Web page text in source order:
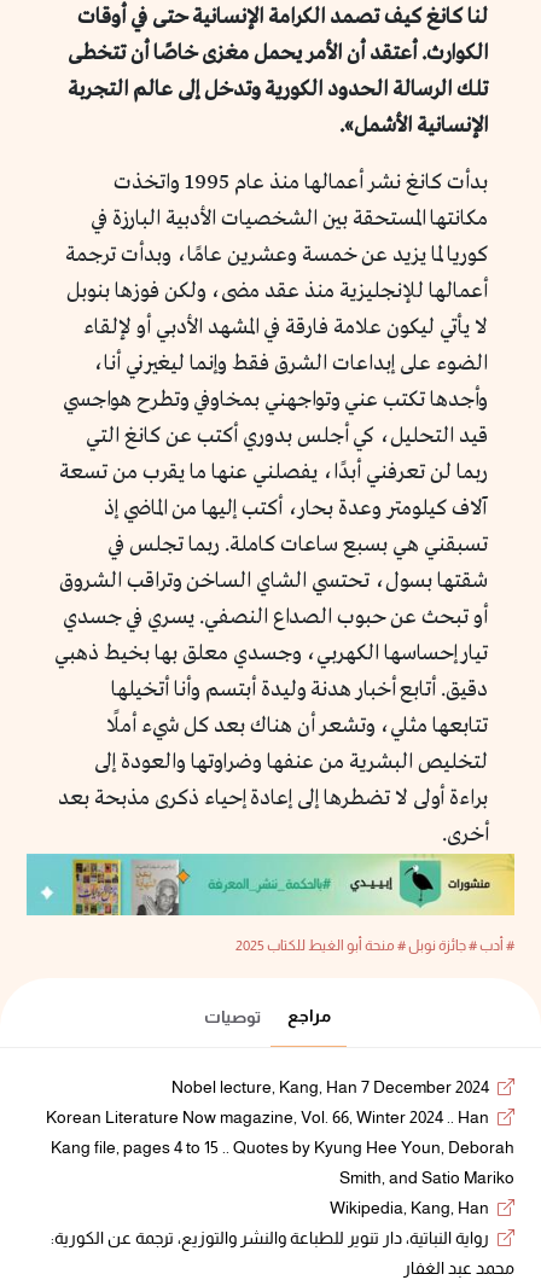
لنا كانغ كيف تصمد الكرامة الإنسانية حتى في أوقات
الكوارث. أعتقد أن الأمر يحمل مغزى خاصًا أن تتخطى
تلك الرسالة الحدود الكورية وتدخل إلى عالم التجربة
الإنسانية الأشمل».
بدأت كانغ نشر أعمالها منذ عام 1995 واتخذت
مكانتها المستحقة بين الشخصيات الأدبية البارزة في
كوريا لما يزيد عن خمسة وعشرين عامًا، وبدأت ترجمة
أعمالها للإنجليزية منذ عقد مضى، ولكن فوزها بنوبل
لا يأتي ليكون علامة فارقة في المشهد الأدبي أو لإلقاء
الضوء على إبداعات الشرق فقط وإنما ليغيرني أنا،
وأجدها تكتب عني وتواجهني بمخاوفي وتطرح هواجسي
قيد التحليل، كي أجلس بدوري أكتب عن كانغ التي
ربما لن تعرفني أبدًا، يفصلني عنها ما يقرب من تسعة
آلاف كيلومتر وعدة بحار، أكتب إليها من الماضي إذ
تسبقني هي بسبع ساعات كاملة. ربما تجلس في
شقتها بسول، تحتسي الشاي الساخن وتراقب الشروق
أو تبحث عن حبوب الصداع النصفي. يسري في جسدي
تيار إحساسها الكهربي، وجسدي معلق بها بخيط ذهبي
دقيق. أتابع أخبار هدنة وليدة أبتسم وأنا أتخيلها
تتابعها مثلي، وتشعر أن هناك بعد كل شيء أملًا
لتخليص البشرية من عنفها وضراوتها والعودة إلى
براءة أولى لا تضطرها إلى إعادة إحياء ذكرى مذبحة بعد
أخرى.
# أدب# جائزة نوبل# منحة أبو الغيط للكتاب 2025
مراجع توصيات
Korean Literature Now magazine, Vol. 66, Winter 2024 .. Han
Kang file, pages 4 to 15 .. Quotes by Kyung Hee Youn, Deborah
Smith, and Satio Mariko
رواية النباتية، دار تنوير للطباعة والنشر والتوزيع، ترجمة عن الكورية:
محمد عبد الغفار